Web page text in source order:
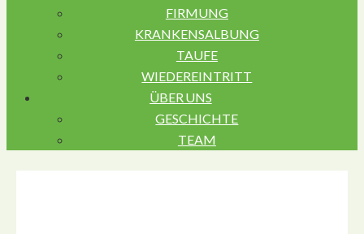
FIRMUNG
KRANKENSALBUNG
TAUFE
WIEDEREINTRITT
ÜBER UNS
GESCHICHTE
TEAM